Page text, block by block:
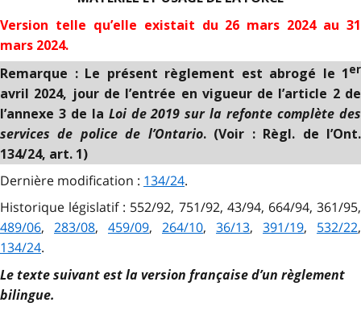
Version telle qu’elle existait du 26 mars 2024 au 31
mars 2024.
Remarque : Le présent règlement est abrogé le 1 er
avril 2024, jour de l’entrée en vigueur de l’article 2 de
l’annexe 3 de la Loi de 2019 sur la refonte complète des
services de police de l’Ontario. (Voir : Règl. de l’Ont.
134/24, art. 1)
Dernière modification : 134/24.
Historique législatif : 552/92, 751/92, 43/94, 664/94, 361/95,
489/06, 283/08, 459/09, 264/10, 36/13, 391/19, 532/22,
134/24.
Le texte suivant est la version française d’un règlement
bilingue.